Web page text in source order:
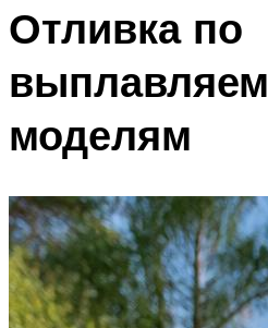
Отливка по
моделям